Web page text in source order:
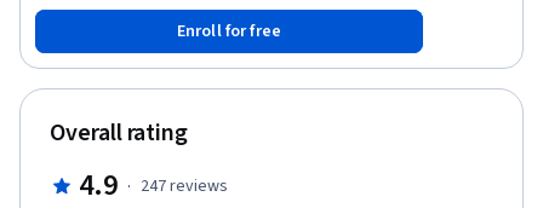
sustancias y procesos químicos y la importancia de la ética para
el empleo correcto y benéfico de la ciencia en general y de la
química en particular.
Enroll for free
Overall rating
4.9 · 247reviews